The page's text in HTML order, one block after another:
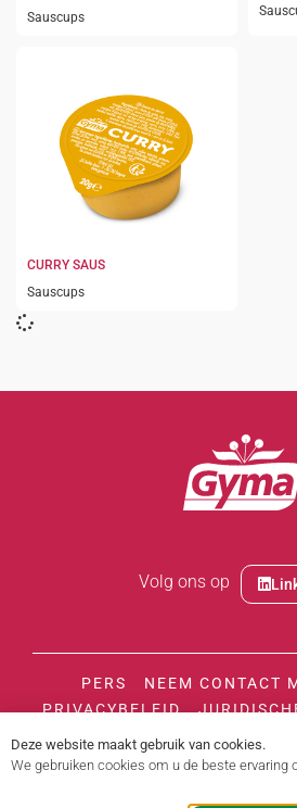
Sauscups
CURRY SAUS
Sauscups
Volg ons op
PERS
NEEM CONTACT
PRIVACYBELEID
ETHISCHE
Deze website maakt gebruik van cookies.
We gebruiken cookies om u de beste ervaring